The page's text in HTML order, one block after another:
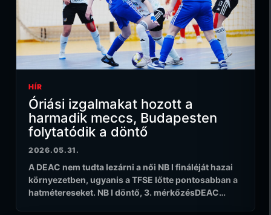
HÍR
Óriási izgalmakat hozott a
harmadik meccs, Budapesten
folytatódik a döntő
2026.05.31.
A DEAC nem tudta lezárni a női NB I fináléját hazai
környezetben, ugyanis a TFSE lőtte pontosabban a
hatmétereseket. NB I döntő, 3. mérkőzésDEAC…